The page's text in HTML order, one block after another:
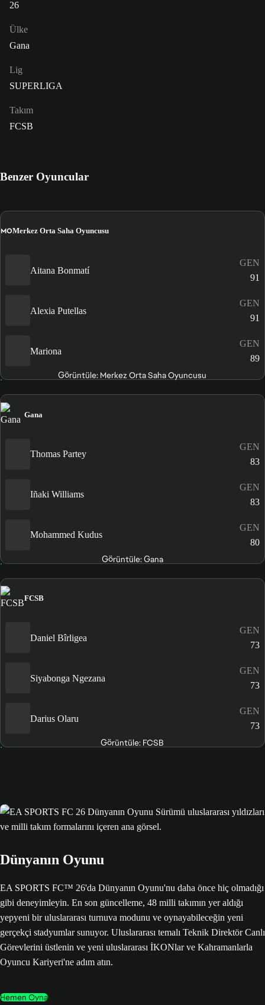
26
Ülke
Gana
Lig
SUPERLIGA
Takım
FCSB
Benzer Oyuncular
MOMerkez Orta Saha Oyuncusu
Aitana Bonmatí
GEN
91
Alexia Putellas
GEN
91
Mariona
GEN
89
Görüntüle: Merkez Orta Saha Oyuncusu
Gana
Thomas Partey
GEN
83
Iñaki Williams
GEN
83
Mohammed Kudus
GEN
80
Görüntüle: Gana
FCSB
Daniel Bîrligea
GEN
73
Siyabonga Ngezana
GEN
73
Darius Olaru
GEN
73
Görüntüle: FCSB
Dünyanın Oyunu
EA SPORTS FC™ 26'da Dünyanın Oyunu'nu daha önce hiç olmadığı
gibi deneyimleyin. En son güncelleme, 48 milli takımın yer aldığı
yepyeni bir uluslararası turnuva modunu ve oynayabileceğin yeni
gerçekçi stadyumlar sunuyor. Uluslararası temalı Teknik Direktör Canlı
Görevlerini üstlenin ve yeni uluslararası İKONlar ve Kahramanlarla
Oyuncu Kariyeri'ne adım atın.
Hemen Oyna